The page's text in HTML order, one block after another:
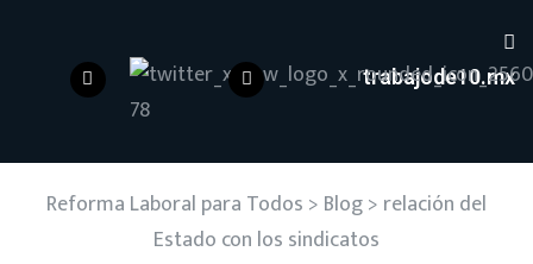
trabajode10.mx
Reforma Laboral para Todos > Blog> relación del
Estado con los sindicatos